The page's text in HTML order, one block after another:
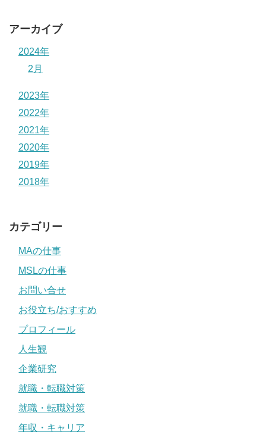
アーカイブ
2024年
2月
2023年
2022年
2021年
2020年
2019年
2018年
カテゴリー
MAの仕事
MSLの仕事
お問い合せ
お役立ち/おすすめ
プロフィール
人生観
企業研究
就職・転職対策
就職・転職対策
年収・キャリア